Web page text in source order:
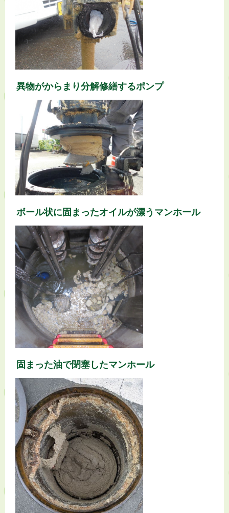
異物がからまり分解修繕するポンプ
ボール状に固まったオイルが漂うマンホール
固まった油で閉塞したマンホール